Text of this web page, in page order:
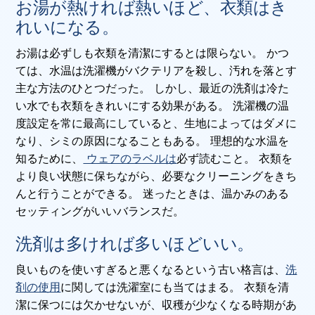
お湯が熱ければ熱いほど、衣類はき
れいになる。
お湯は必ずしも衣類を清潔にするとは限らない。 かつ
ては、水温は洗濯機がバクテリアを殺し、汚れを落とす
主な方法のひとつだった。 しかし、最近の洗剤は冷た
い水でも衣類をきれいにする効果がある。 洗濯機の温
度設定を常に最高にしていると、生地によってはダメに
なり、シミの原因になることもある。 理想的な水温を
知るために、
ウェアのラベルは必ず読むこと。 衣類を
より良い状態に保ちながら、必要なクリーニングをきち
んと行うことができる。 迷ったときは、温かみのある
セッティングがいいバランスだ。
洗剤は多ければ多いほどいい。
良いものを使いすぎると悪くなるという古い格言は、洗
剤の使用に関しては洗濯室にも当てはまる。 衣類を清
潔に保つには欠かせないが、収穫が少なくなる時期があ